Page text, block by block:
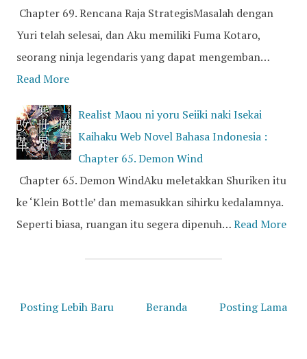
Chapter 69. Rencana Raja StrategisMasalah dengan
Yuri telah selesai, dan Aku memiliki Fuma Kotaro,
seorang ninja legendaris yang dapat mengemban…
Read More
Realist Maou ni yoru Seiiki naki Isekai
Kaihaku Web Novel Bahasa Indonesia :
Chapter 65. Demon Wind
Chapter 65. Demon WindAku meletakkan Shuriken itu
ke ‘Klein Bottle’ dan memasukkan sihirku kedalamnya.
Seperti biasa, ruangan itu segera dipenuh…Read More
Posting Lebih Baru Posting Lama
Beranda